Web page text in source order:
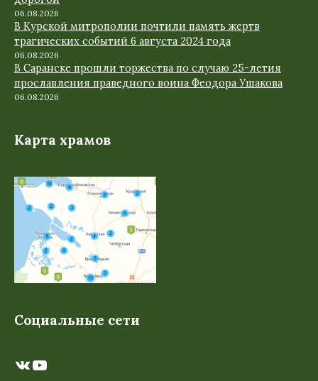
06.08.2026
В Курской митрополии почтили память жертв
трагических событий 6 августа 2024 года
06.08.2026
В Саранске прошли торжества по случаю 25-летия
прославления праведного воина Феодора Ушакова
06.08.2026
Карта храмов
Социальные сети
ВКонтакте
YouTube